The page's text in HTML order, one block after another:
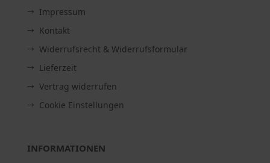
Impressum
Kontakt
Widerrufsrecht & Widerrufsformular
Lieferzeit
Vertrag widerrufen
Cookie Einstellungen
INFORMATIONEN